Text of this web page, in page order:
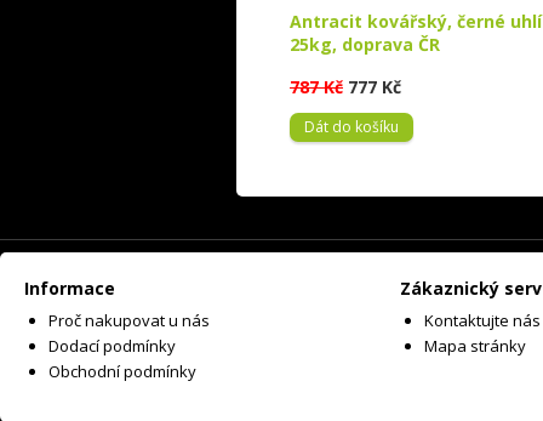
Antracit kovářský, černé uhlí
25kg, doprava ČR
787 Kč 777 Kč
Dát do košíku
Informace
Proč nakupovat u nás
Dodací podmínky
Obchodní podmínky
Zákaznický
Kontaktujte nás
Mapa stránky